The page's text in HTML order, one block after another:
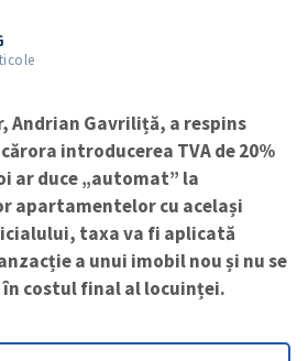
Andrian Gavriliță, a respins
introducerea TVA de 20%
ar duce „automat” la
apartamentelor cu același
taxa va fi aplicată
a unui imobil nou și nu se
costul final al locuinței.